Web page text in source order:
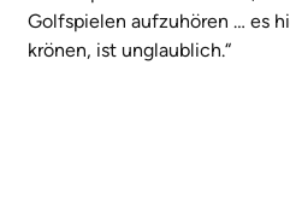
Golfspielen aufzuhören … es
krönen, ist unglaublich.“